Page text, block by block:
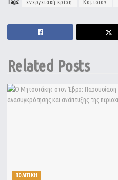
Tags: ενεργειακή κρίση Κομισιόν
Related Posts
ΠΟΛΙΤΙΚΗ